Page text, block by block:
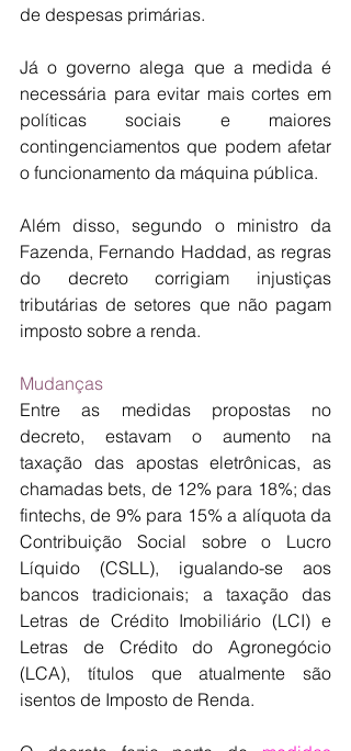
de despesas primárias.
Já o governo alega que a medida é
necessária para evitar mais cortes em
políticas sociais e maiores
contingenciamentos que podem afetar
o funcionamento da máquina pública.
Além disso, segundo o ministro da
Fazenda, Fernando Haddad, as regras
do decreto corrigiam injustiças
tributárias de setores que não pagam
imposto sobre a renda.
Mudanças
Entre as medidas propostas no
decreto, estavam o aumento na
taxação das apostas eletrônicas, as
chamadas bets, de 12% para 18%; das
fintechs, de 9% para 15% a alíquota da
Contribuição Social sobre o Lucro
Líquido (CSLL), igualando-se aos
bancos tradicionais; a taxação das
Letras de Crédito Imobiliário (LCI) e
Letras de Crédito do Agronegócio
(LCA), títulos que atualmente são
isentos de Imposto de Renda.